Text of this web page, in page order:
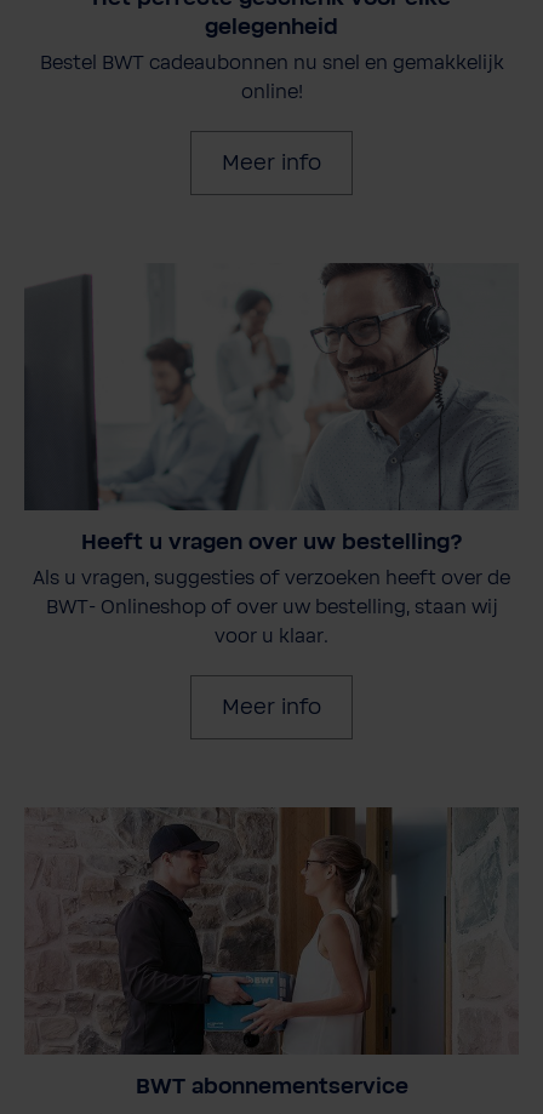
gelegenheid
Bestel BWT cadeaubonnen nu snel en gemakkelijk
online!
Meer info
Heeft u vragen over uw bestelling?
Als u vragen, suggesties of verzoeken heeft over de
BWT- Onlineshop of over uw bestelling, staan wij
voor u klaar.
Meer info
BWT abonnementservice